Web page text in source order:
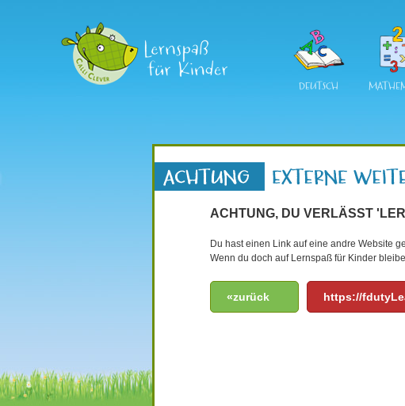
DEUTSCH
ACHTUNG, DU VERLÄSST
Du hast einen Link auf eine andre Website
Wenn du doch auf Lernspaß für Kinder
«zurück https://